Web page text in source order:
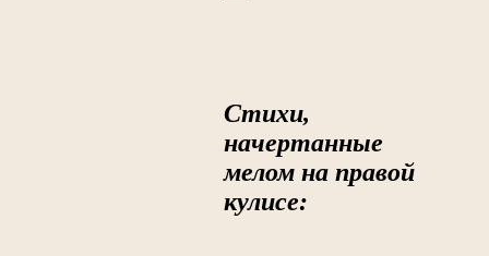
Стихи,
начертанные
мелом на правой
кулисе: